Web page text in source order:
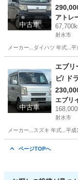
中古車
アトレ
射水市
メーカー...ダイハツ 年式...
アト
中古車
エブリ
ビ/ ド
エブリ
射水市
メーカー...スズキ 年式...平
ページTOPへ